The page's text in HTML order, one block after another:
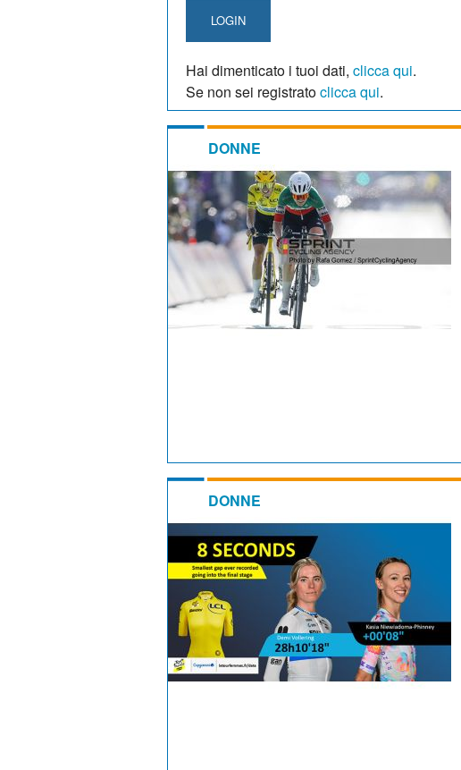
LOGIN
Hai dimenticato i tuoi dati, clicca qui.
Se non sei registratoclicca qui.
DONNE
DONNE